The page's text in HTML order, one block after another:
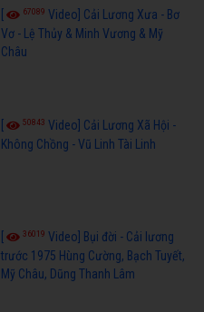
[ 67089 Video] Cải Lương Xưa - Bơ
Vơ - Lệ Thủy & Minh Vương & Mỹ
Châu
50843 Video] Cải Lương Xã Hội -
Không Chồng - Vũ Linh Tài Linh
36019 Video] Bụi đời - Cải lương
trước 1975 Hùng Cường, Bạch Tuyết,
Mỹ Châu, Dũng Thanh Lâm